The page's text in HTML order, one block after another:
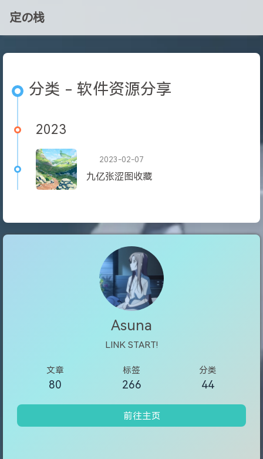
定の栈
分类 - 软件资源分享
2023
2023-02-07
九亿张涩图收藏
Asuna
LINK START!
文章
80
标签
266
分类
44
前往主页